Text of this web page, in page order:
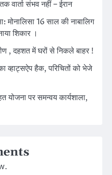
वार्ता संभव नहीं – ईरान
मोनालिसा 16 साल की नाबालिग
शिकार ।
, दहशत में घरों से निकले बाहर !
व्हाट्सऐप हैक, परिचितों को भेजे
योजना पर समन्वय कार्यशाला,